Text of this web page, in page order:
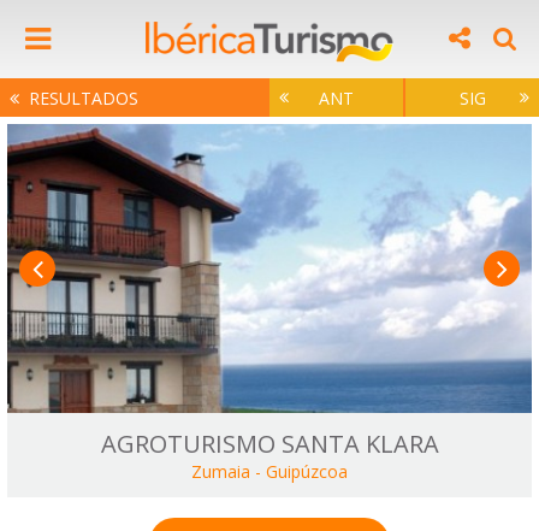
RESULTADOS ANT SIG
AGROTURISMO SANTA KLARA
Zumaia - Guipúzcoa